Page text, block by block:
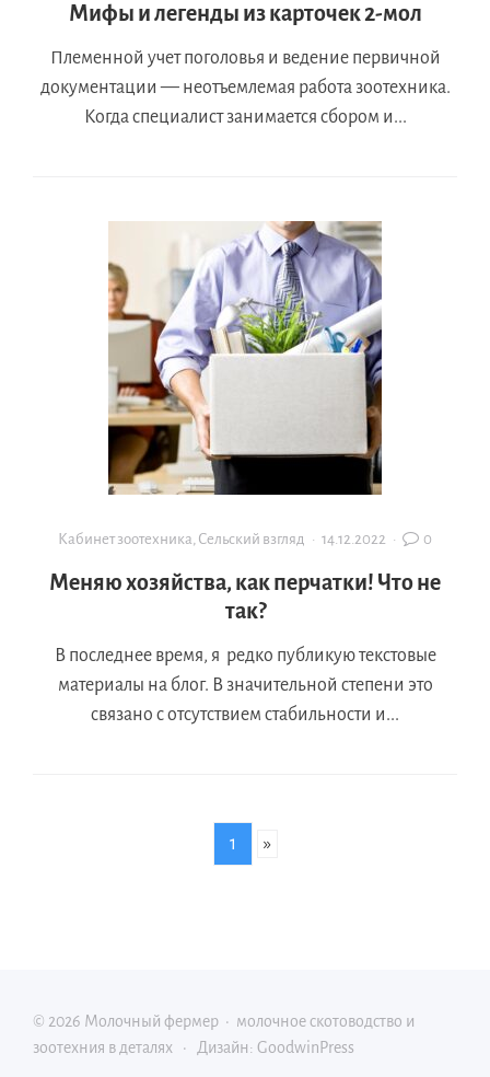
Мифы и легенды из карточек 2-мол
Племенной учет поголовья и ведение первичной
документации — неотъемлемая работа зоотехника.
Когда специалист занимается сбором и...
Кабинет зоотехника, Сельский взгляд · 14.12.2022 · 0
Меняю хозяйства, как перчатки! Что не
так?
В последнее время, я редко публикую текстовые
материалы на блог. В значительной степени это
связано с отсутствием стабильности и...
1 »
© 2026 Молочный фермер · молочное скотоводство и
зоотехния в деталях
· Дизайн: GoodwinPress